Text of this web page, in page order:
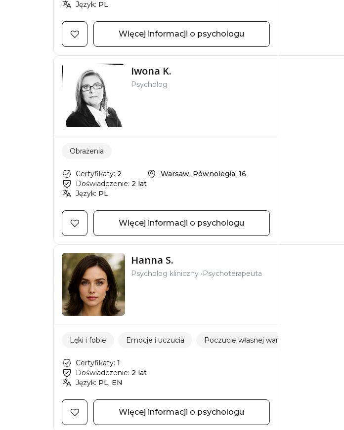
Język: PL
Więcej informacji o psychologu
Iwona K.
Psycholog
Obrażenia
Certyfikaty: 2
Doświadczenie: 2 lat
Język: PL
Warsaw, Równoległa, 16
Więcej informacji o psychologu
Hanna S.
Psycholog kliniczny Psychoterapeuta
Lęki i fobie Emocje i uczucia Poczucie własnej wartości
Certyfikaty: 1
Doświadczenie: 2 lat
Język: PL, EN
Więcej informacji o psychologu